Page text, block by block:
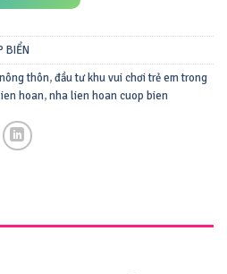
BIỂN
thôn,đầu tư khu vui chơi trẻ em trong
hoan,nha lien hoan cuop bien